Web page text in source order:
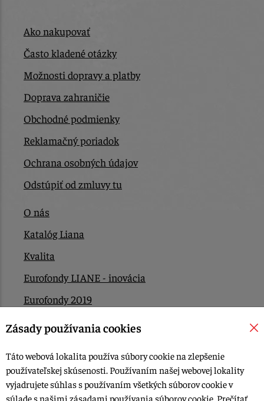
Ako nakupovať
Často kladené otázky
Možnosti dopravy a platby
Doprava zahraničie
Obchodné podmienky
Reklamačný poriadok
Ochrana osobných údajov
Odstúpiť od zmluvy tu
O nás
Katalóg Liana
Kvalita
Eurofondy LIANE - inovácia
Eurofondy 2019
Eurofondy 2022/2023
Kontakt
Zásady používania cookies
Táto webová lokalita používa súbory cookie na zlepšenie
používateľskej skúsenosti. Používaním našej webovej lokality
vyjadrujete súhlas s používaním všetkých súborov cookie v
súlade s našimi zásadami používania súborov cookie. Prečítať